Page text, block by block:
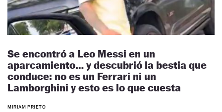
Se encontró a Leo Messi en un
aparcamiento… y descubrió la bestia que
conduce: no es un Ferrari ni un
Lamborghini y esto es lo que cuesta
MIRIAM PRIETO